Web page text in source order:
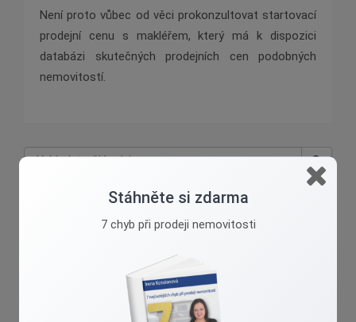
Není proto vůbec od věci prokonzultovat startovací
prodejní cenu s makléřem, který má k dispozici
databázi skutečných prodejních cen podobných
nemovitostí.
Irena Kotolanová
Stáhněte si zdarma
7 chyb při prodeji nemovitosti